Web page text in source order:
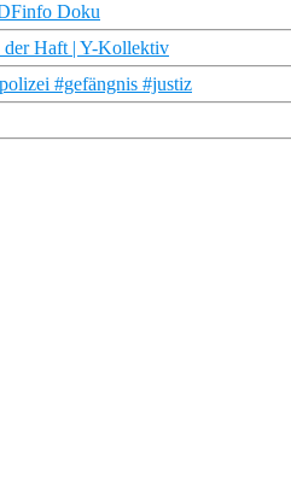
Doku
der Haft | Y-Kollektiv
#gefängnis #justiz